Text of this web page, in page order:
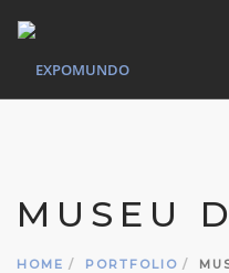
SERVIÇOS
MUSEU
HOME PORTFOLIO